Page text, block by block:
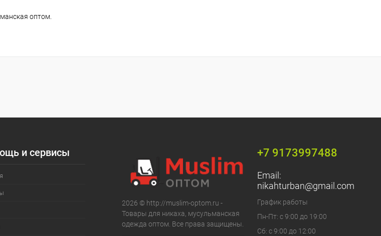
оптом.
и сервисы
2026 © http://muslim-optom.ru -
Товары для никаха, мусульманская
одежда оптом. Все права защищены.
+7 9173997488
Email:
nikahturban@gmail.com
График работы
Пн-Пт: с 9:00 до 19:00
Сб: с 9:00 до 12:00